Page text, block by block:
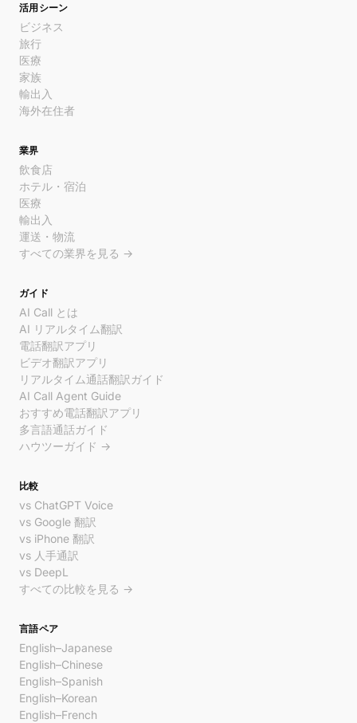
活用シーン
ビジネス
旅行
医療
家族
輸出入
海外在住者
業界
飲食店
ホテル・宿泊
医療
輸出入
運送・物流
すべての業界を見る →
ガイド
AI Call とは
AI リアルタイム翻訳
電話翻訳アプリ
ビデオ翻訳アプリ
リアルタイム通話翻訳ガイド
AI Call Agent Guide
おすすめ電話翻訳アプリ
多言語通話ガイド
ハウツーガイド →
比較
vs ChatGPT Voice
vs Google 翻訳
vs iPhone 翻訳
vs 人手通訳
vs DeepL
すべての比較を見る →
言語ペア
English–Japanese
English–Chinese
English–Spanish
English–Korean
English–French